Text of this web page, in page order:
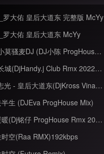
罗大佑 皇后大道东 完整版 McYy
罗大佑 皇后大道东 McYy
小咪小莫-小莫骚麦DJ (DJ小陈 ProgHouse Rmx 国语女)
Beyond - 长城(DjHandy.j Club Rmx 2022 粤语 车载版)
罗大佑 蒋志光 - 皇后大道东(DjKross VinaHouse Mix 粤语)
生 (DJEva ProgHouse Mix)
梁静茹 - 暖暖(Dj铭仔 ProgHouse Rmx 2021)
空(Raa RMX)192kbps